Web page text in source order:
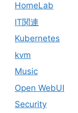
HomeLab
IT関連
Kubernetes
kvm
Music
Open WebUI
Security